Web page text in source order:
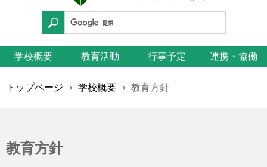
学校概要 教育活動 行事予定 連携・協働
トップページ › 学校概要 › 教育方針
教育方針